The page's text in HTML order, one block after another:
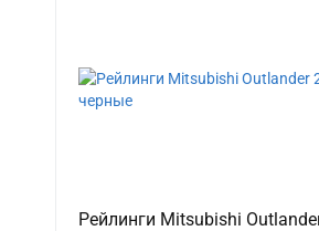
Рейлинги Mitsubishi